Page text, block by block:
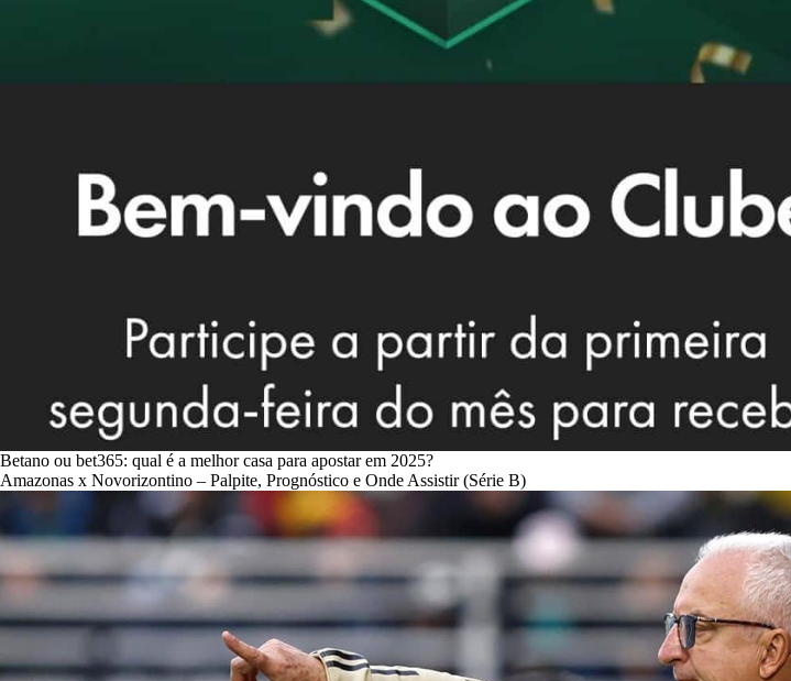
Betano ou bet365: qual é a melhor casa para apostar em 2025?
Amazonas x Novorizontino – Palpite, Prognóstico e Onde Assistir (Série B)